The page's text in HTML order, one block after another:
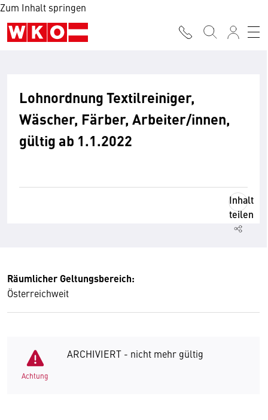
Zum Inhalt springen
Lohnordnung Textilreiniger,
Wäscher, Färber, Arbeiter/innen,
gültig ab 1.1.2022
Inhalt
teilen
Räumlicher Geltungsbereich:
Österreichweit
Achtung
ARCHIVIERT - nicht mehr gültig